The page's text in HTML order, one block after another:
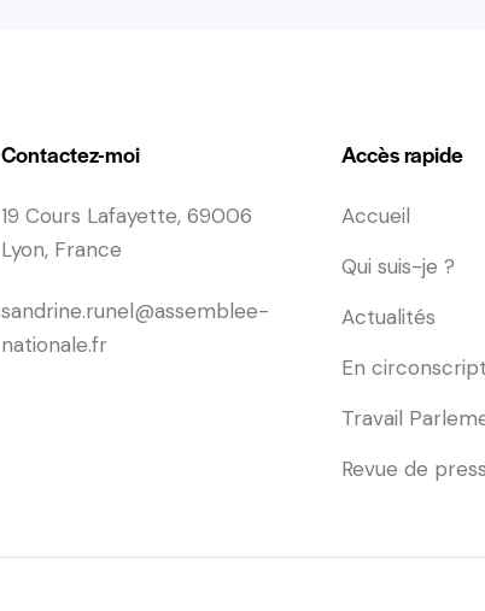
Contactez-moi
19 Cours Lafayette, 69006
Lyon, France
sandrine.runel@assemblee-
nationale.fr
Accès rapide
Accueil
Qui suis-je ?
Actualités
En
Travail
Revue de